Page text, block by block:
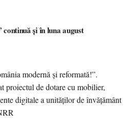
și în luna august